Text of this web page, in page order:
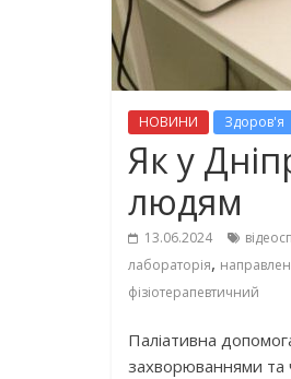
НОВИНИ Здоров'я
Як у
людям
13.06.2024
лабораторія,
фізіотерапевтичний
Паліативна
захворюваннями та